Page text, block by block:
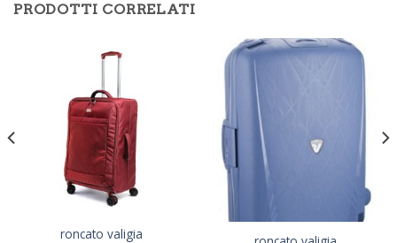
PRODOTTI CORRELATI
roncato valigia